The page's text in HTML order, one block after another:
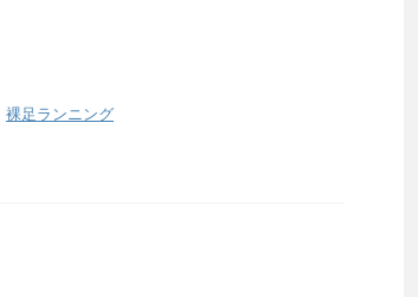
裸足ランニング